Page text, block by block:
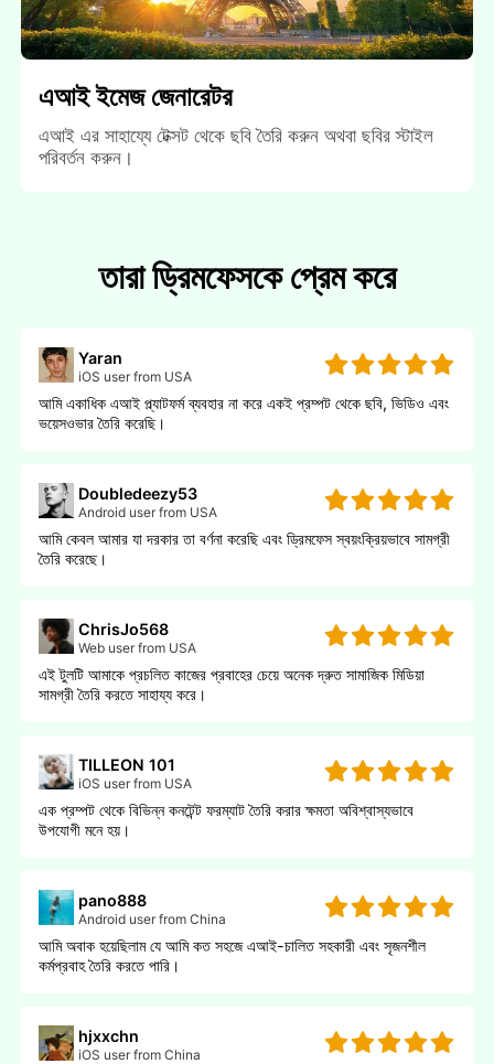
এআই ইমেজ জেনারেটর
এআই এর সাহায্যে টেক্সট থেকে ছবি তৈরি করুন অথবা ছবির স্টাইল
পরিবর্তন করুন।
তারা ড্রিমফেসকে প্রেম করে
Yaran
iOS user from USA
আমি একাধিক এআই প্ল্যাটফর্ম ব্যবহার না করে একই প্রম্পট থেকে ছবি, ভিডিও এবং
ভয়েসওভার তৈরি করেছি।
Doubledeezy53
Android user from USA
আমি কেবল আমার যা দরকার তা বর্ণনা করেছি এবং ড্রিমফেস স্বয়ংক্রিয়ভাবে সামগ্রী
তৈরি করেছে।
ChrisJo568
Web user from USA
এই টুলটি আমাকে প্রচলিত কাজের প্রবাহের চেয়ে অনেক দ্রুত সামাজিক মিডিয়া
সামগ্রী তৈরি করতে সাহায্য করে।
TILLEON 101
iOS user from USA
এক প্রম্পট থেকে বিভিন্ন কনটেন্ট ফরম্যাট তৈরি করার ক্ষমতা অবিশ্বাস্যভাবে
উপযোগী মনে হয়।
pano888
Android user from China
আমি অবাক হয়েছিলাম যে আমি কত সহজে এআই-চালিত সহকারী এবং সৃজনশীল
কর্মপ্রবাহ তৈরি করতে পারি।
hjxxchn
iOS user from China